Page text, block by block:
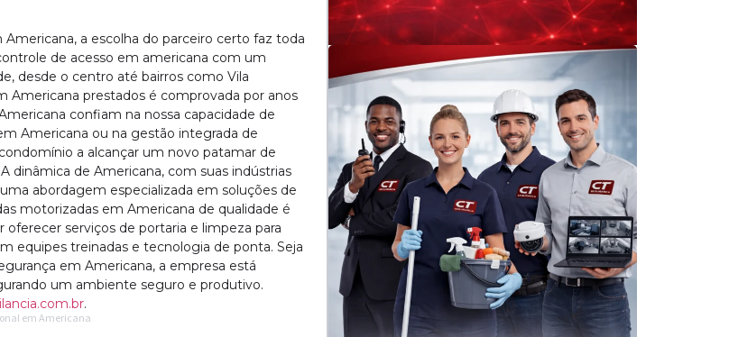
a escolha do parceiro certo faz toda
de acesso em americana com um
desde o centro até bairros como Vila
Americana prestados é comprovada por anos
confiam na nossa capacidade de
Americana ou na gestão integrada de
a alcançar um novo patamar de
A dinâmica de Americana, com suas indústrias
abordagem especializada em soluções de
motorizadas em Americana de qualidade é
serviços de portaria e limpeza para
equipes treinadas e tecnologia de ponta. Seja
em Americana, a empresa está
um ambiente seguro e produtivo.
.
em Americana